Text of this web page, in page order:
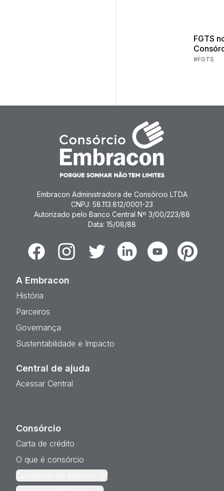
FGTS
#FGTS
Embracon Administradora de Consórcio LTDA
CNPJ: 58.113.812/0001-23
Autorizado pelo Banco Central Nº 3/00/223/88
Data: 15/08/88
FacebookInstagramTwitter LinkedinYoutubePinterest
A Embracon
História
Parceiros
Governança
Sustentabilidade e Impacto
Central de ajuda
Acessar Central
Consórcio
Carta de crédito
O que é consórcio
Consórcio de Imóveis